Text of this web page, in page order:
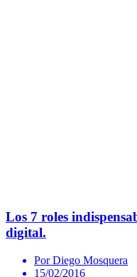
Los 7 roles
digital.
Por Diego Mosquera
15/02/2016